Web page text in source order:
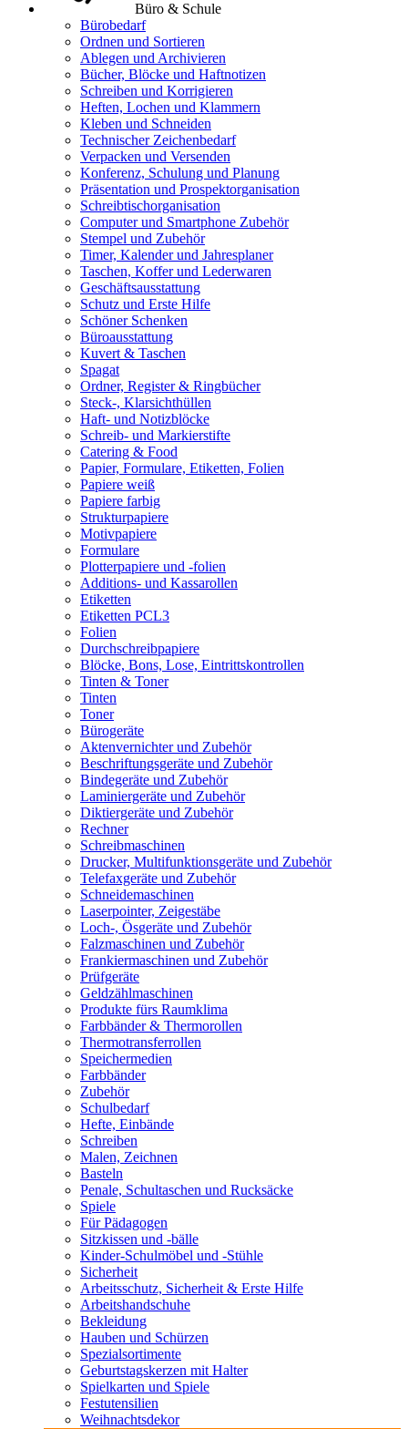
Büro & Schule
Bürobedarf
Ordnen und Sortieren
Ablegen und Archivieren
Bücher, Blöcke und Haftnotizen
Schreiben und Korrigieren
Heften, Lochen und Klammern
Kleben und Schneiden
Technischer Zeichenbedarf
Verpacken und Versenden
Konferenz, Schulung und Planung
Präsentation und Prospektorganisation
Schreibtischorganisation
Computer und Smartphone Zubehör
Stempel und Zubehör
Timer, Kalender und Jahresplaner
Taschen, Koffer und Lederwaren
Geschäftsausstattung
Schutz und Erste Hilfe
Schöner Schenken
Büroausstattung
Kuvert & Taschen
Spagat
Ordner, Register & Ringbücher
Steck-, Klarsichthüllen
Haft- und Notizblöcke
Schreib- und Markierstifte
Catering & Food
Papier, Formulare, Etiketten, Folien
Papiere weiß
Papiere farbig
Strukturpapiere
Motivpapiere
Formulare
Plotterpapiere und -folien
Additions- und Kassarollen
Etiketten
Etiketten PCL3
Folien
Durchschreibpapiere
Blöcke, Bons, Lose, Eintrittskontrollen
Tinten & Toner
Tinten
Toner
Bürogeräte
Aktenvernichter und Zubehör
Beschriftungsgeräte und Zubehör
Bindegeräte und Zubehör
Laminiergeräte und Zubehör
Diktiergeräte und Zubehör
Rechner
Schreibmaschinen
Drucker, Multifunktionsgeräte und Zubehör
Telefaxgeräte und Zubehör
Schneidemaschinen
Laserpointer, Zeigestäbe
Loch-, Ösgeräte und Zubehör
Falzmaschinen und Zubehör
Frankiermaschinen und Zubehör
Prüfgeräte
Geldzählmaschinen
Produkte fürs Raumklima
Farbbänder & Thermorollen
Thermotransferrollen
Speichermedien
Farbbänder
Zubehör
Schulbedarf
Hefte, Einbände
Schreiben
Malen, Zeichnen
Basteln
Penale, Schultaschen und Rucksäcke
Spiele
Für Pädagogen
Sitzkissen und -bälle
Kinder-Schulmöbel und -Stühle
Sicherheit
Arbeitsschutz, Sicherheit & Erste Hilfe
Arbeitshandschuhe
Bekleidung
Hauben und Schürzen
Spezialsortimente
Geburtstagskerzen mit Halter
Spielkarten und Spiele
Festutensilien
Weihnachtsdekor